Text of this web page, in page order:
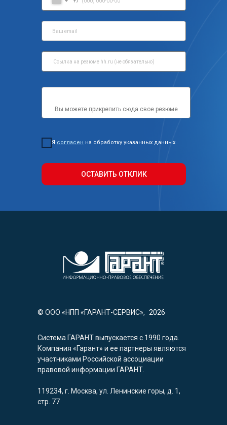
Вы можете прикрепить сюда свое резюме
ОСТАВИТЬ ОТКЛИК
Я согласен на обработку указанных данных
© ООО «НПП «ГАРАНТ-СЕРВИС», 2026
Система ГАРАНТ выпускается с 1990 года.
Компания «Гарант» и ее партнеры являются
участниками Российской ассоциации
правовой информации ГАРАНТ.
119234, г. Москва, ул. Ленинские горы, д. 1,
стр. 77